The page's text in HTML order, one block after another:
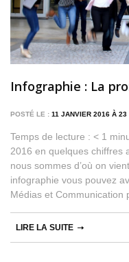
Infographie : La
POSTÉ LE : 11 JANVIER 2016 À
Temps de lecture : < 1
2016 en quelques chiffres
nous sommes d’où on
infographie vous pouvez
Médias et
LIRE LA SUITE